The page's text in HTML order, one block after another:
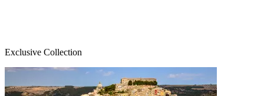
Exclusive Collection